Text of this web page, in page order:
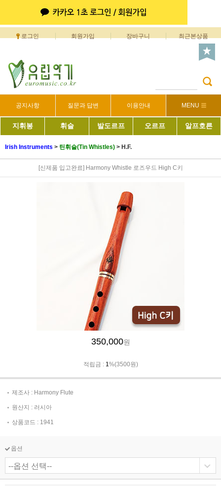
로그인 회원가입 장바구니 최근본상품
공지사항 질문과 답변 이용안내 MENU
지휘봉 휘슬 발도르프 오르프 알프호른
Irish Instruments > 틴휘슬(Tin Whistles) > H.F.
[신제품 입고완료] Harmony Whistle 로즈우드 High C키
350,000원
적립금 : 1%(3500원)
제조사 : Harmony Flute
원산지 : 러시아
상품코드 : 1941
옵션